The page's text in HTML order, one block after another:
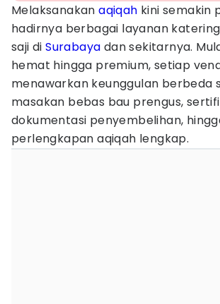
Melaksanakanaqiqah kini semakin
hadirnya berbagai layanan
saji diSurabaya dan sekitarnya.
hemat hingga premium, setiap
menawarkan keunggulan berbeda
masakan bebas bau prengus,
dokumentasi penyembelihan,
perlengkapan aqiqah lengkap.